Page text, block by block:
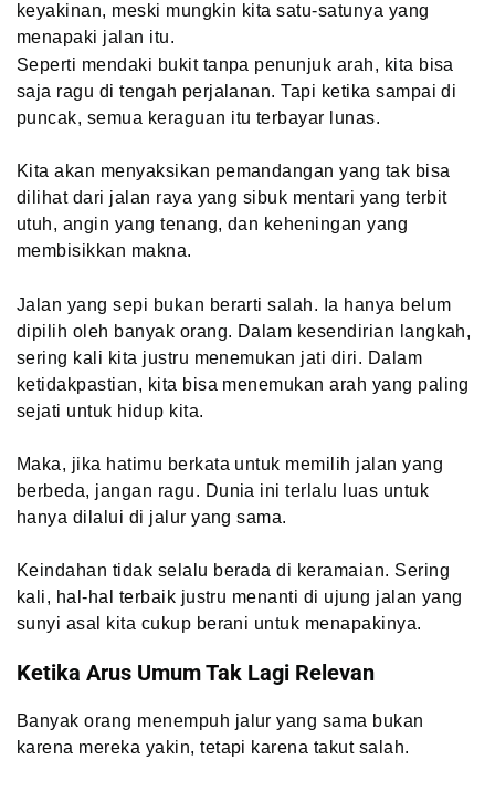
keyakinan, meski mungkin kita satu-satunya yang
menapaki jalan itu.
Seperti mendaki bukit tanpa penunjuk arah, kita bisa
saja ragu di tengah perjalanan. Tapi ketika sampai di
puncak, semua keraguan itu terbayar lunas.
Kita akan menyaksikan pemandangan yang tak bisa
dilihat dari jalan raya yang sibuk mentari yang terbit
utuh, angin yang tenang, dan keheningan yang
membisikkan makna.
Jalan yang sepi bukan berarti salah. Ia hanya belum
dipilih oleh banyak orang. Dalam kesendirian langkah,
sering kali kita justru menemukan jati diri. Dalam
ketidakpastian, kita bisa menemukan arah yang paling
sejati untuk hidup kita.
Maka, jika hatimu berkata untuk memilih jalan yang
berbeda, jangan ragu. Dunia ini terlalu luas untuk
hanya dilalui di jalur yang sama.
Keindahan tidak selalu berada di keramaian. Sering
kali, hal-hal terbaik justru menanti di ujung jalan yang
sunyi asal kita cukup berani untuk menapakinya.
Ketika Arus Umum Tak Lagi Relevan
Banyak orang menempuh jalur yang sama bukan
karena mereka yakin, tetapi karena takut salah.